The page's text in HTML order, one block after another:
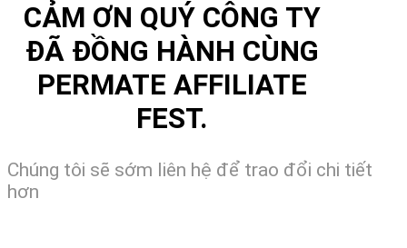
CẢM ƠN QUÝ CÔNG TY
ĐÃ ĐỒNG HÀNH CÙNG
PERMATE AFFILIATE
FEST.
Chúng tôi sẽ sớm liên hệ để trao đổi chi tiết
hơn